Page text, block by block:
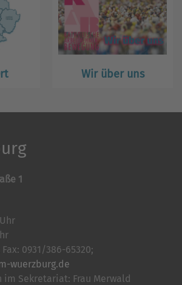
Wir über uns
1
0931/386-65320;
wuerzburg.de
Sekretariat: Frau Merwald